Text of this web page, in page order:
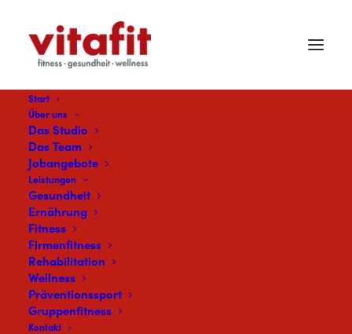
Start
Über uns
Das Studio
Das Team
Jobangebote
Leistungen
Gesundheit
Ernährung
Fitness
Firmenfitness
Rehabilitation
Wellness
Präventionssport
Gruppenfitness
Kontakt